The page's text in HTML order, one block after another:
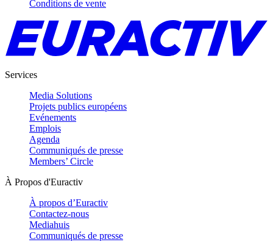
Conditions de vente
Services
Media Solutions
Projets publics européens
Evénements
Emplois
Agenda
Communiqués de presse
Members’ Circle
À Propos d'Euractiv
À propos d’Euractiv
Contactez-nous
Mediahuis
Communiqués de presse